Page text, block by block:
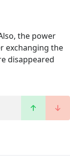
the power
exchanging the
disappeared